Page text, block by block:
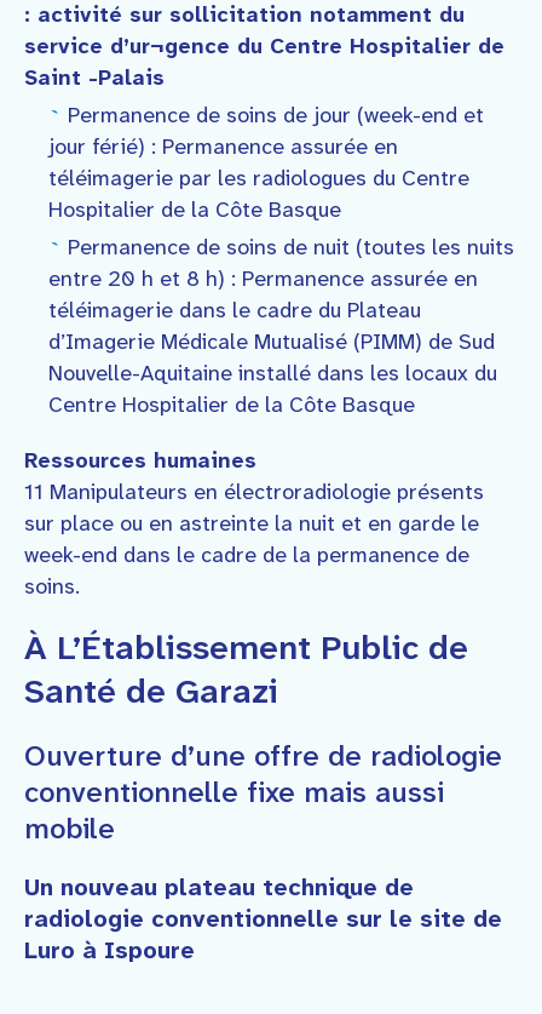
: activité sur sollicitation notamment du
service d’ur¬gence du Centre Hospitalier de
Saint -Palais
Permanence de soins de jour (week-end et
jour férié) : Permanence assurée en
téléimagerie par les radiologues du Centre
Hospitalier de la Côte Basque
Permanence de soins de nuit (toutes les nuits
entre 20 h et 8 h) : Permanence assurée en
téléimagerie dans le cadre du Plateau
d’Imagerie Médicale Mutualisé (PIMM) de Sud
Nouvelle-Aquitaine installé dans les locaux du
Centre Hospitalier de la Côte Basque
Ressources humaines
11 Manipulateurs en électroradiologie présents
sur place ou en astreinte la nuit et en garde le
week-end dans le cadre de la permanence de
soins.
À L’Établissement Public de
Santé de Garazi
Ouverture d’une offre de radiologie
conventionnelle fixe mais aussi
mobile
Un nouveau plateau technique de
radiologie conventionnelle sur le site de
Luro à Ispoure